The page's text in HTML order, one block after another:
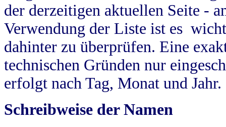
der derzeitigen aktuellen Seite -
Verwendung der Liste ist es
dahinter zu überprüfen. Eine
technischen Gründen nur
erfolgt nach Tag, Monat und Jahr.
Schreibweise der Namen